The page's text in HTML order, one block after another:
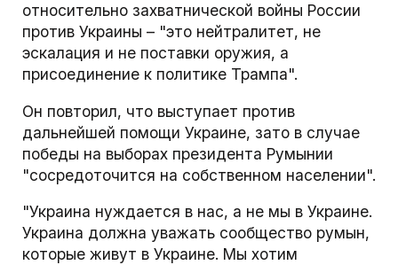
относительно захватнической войны России
против Украины – "это нейтралитет, не
эскалация и не поставки оружия, а
присоединение к политике Трампа".
Он повторил, что выступает против
дальнейшей помощи Украине, зато в случае
победы на выборах президента Румынии
"сосредоточится на собственном населении".
"Украина нуждается в нас, а не мы в Украине.
Украина должна уважать сообщество румын,
которые живут в Украине. Мы хотим